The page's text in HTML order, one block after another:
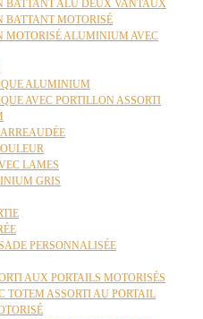
BATTANT ALU DEUX VANTAUX
BATTANT MOTORISÉ
MOTORISÉ ALUMINIUM AVEC
ALUMINIUM
AVEC PORTILLON ASSORTI
LAMES
GRIS
PERSONNALISÉE
AUX PORTAILS MOTORISÉS
TOTEM ASSORTI AU PORTAIL